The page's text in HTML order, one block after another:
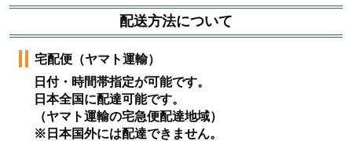
配送方法について
宅配便（ヤマト運輸）
日付・時間帯指定が可能です。
日本全国に配達可能です。
（ヤマト運輸の宅急便配達地域）
※日本国外には配達できません。